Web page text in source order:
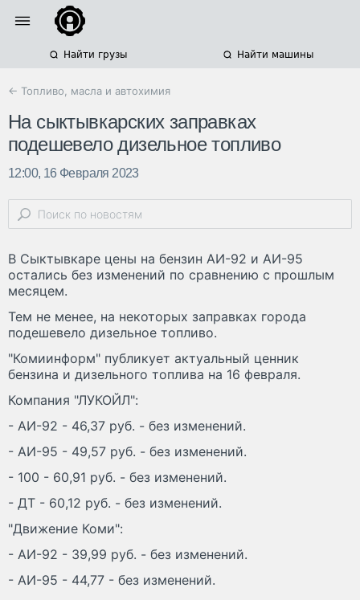
Найти грузы Найти машины
← Топливо, масла и автохимия
На сыктывкарских заправках
подешевело дизельное топливо
12:00, 16 Февраля 2023
В Сыктывкаре цены на бензин АИ-92 и АИ-95
остались без изменений по сравнению с прошлым
месяцем.
Тем не менее, на некоторых заправках города
подешевело дизельное топливо.
"Комиинформ" публикует актуальный ценник
бензина и дизельного топлива на 16 февраля.
Компания "ЛУКОЙЛ":
- АИ-92 - 46,37 руб. - без изменений.
- АИ-95 - 49,57 руб. - без изменений.
- 100 - 60,91 руб. - без изменений.
- ДТ - 60,12 руб. - без изменений.
"Движение Коми":
- АИ-92 - 39,99 руб. - без изменений.
- АИ-95 - 44,77 - без изменений.